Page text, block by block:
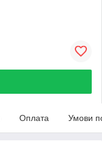
Оплата Умови